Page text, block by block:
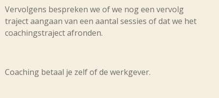
Vervolgens bespreken we of we nog een vervolg
traject aangaan van een aantal sessies of dat we het
coachingstraject afronden.
Coaching betaal je zelf of de werkgever.